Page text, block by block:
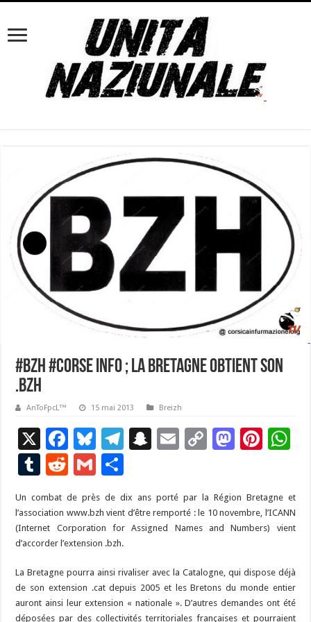
#BzH #corse info ; La Bretagne obtient son
.bzh
AnToFpcL™ 15 mai 2013 Breizh
X
F
ac
e
b
o
o
k
Bl
u
es
ky
T
gr
a
S
p
c
at
E
l
C
y
Li
k
M
d
o
Pi
es
t
p
T
u
m
bl
r
R
e
d
di
t
G
m
ai
l
ar
ta
g
Un combat de près de dix ans porté par la Région Bretagne et
l’association www.bzh vient d’être remporté : le 10 novembre, l’ICANN
(Internet Corporation for Assigned Names and Numbers) vient
d’accorder l’extension .bzh.
La Bretagne pourra ainsi rivaliser avec la Catalogne, qui dispose déjà
de son extension .cat depuis 2005 et les Bretons du monde entier
auront ainsi leur extension « nationale ». D’autres demandes ont été
déposées par des collectivités territoriales françaises et pourraient